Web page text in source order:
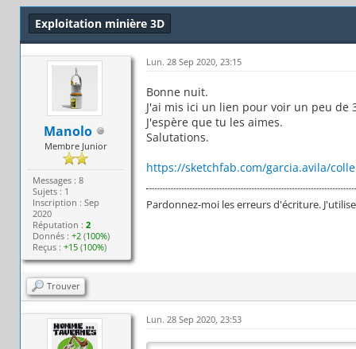
Exploitation minière 3D
Manolo
Membre Junior
Messages : 8
Sujets : 1
Inscription : Sep
2020
Réputation :2
Donnés :+2 (100%)
Reçus :+15 (100%)
Lun. 28 Sep 2020, 23:15
Bonne nuit.
J'ai mis ici un lien pour voir un peu
J'espère que tu les aimes.
Salutations.
https://sketchfab.com/garcia.avila/
Pardonnez-moi les erreurs d'écriture.
Trouver
Lun. 28 Sep 2020, 23:53